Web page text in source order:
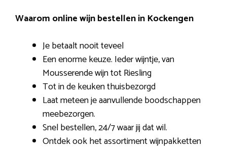
Waarom online wijn bestellen in Kockengen
Je betaalt nooit teveel
Een enorme keuze. Ieder wijntje, van
Mousserende wijn tot Riesling
Tot in de keuken thuisbezorgd
Laat meteen je aanvullende boodschappen
meebezorgen.
Snel bestellen, 24/7 waar jij dat wil.
Ontdek ook het assortiment wijnpakketten